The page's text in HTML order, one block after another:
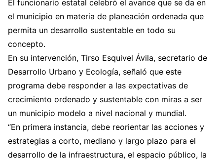
El funcionario estatal celebró el avance que se da en
el municipio en materia de planeación ordenada que
permita un desarrollo sustentable en todo su
concepto.
En su intervención, Tirso Esquivel Ávila, secretario de
Desarrollo Urbano y Ecología, señaló que este
programa debe responder a las expectativas de
crecimiento ordenado y sustentable con miras a ser
un municipio modelo a nivel nacional y mundial.
“En primera instancia, debe reorientar las acciones y
estrategias a corto, mediano y largo plazo para el
desarrollo de la infraestructura, el espacio público, la